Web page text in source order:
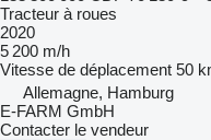
Tracteur à roues
2020
5 200 m/h
Vitesse de déplacement 50
Allemagne, Hamburg
E-FARM GmbH
Contacter le vendeur